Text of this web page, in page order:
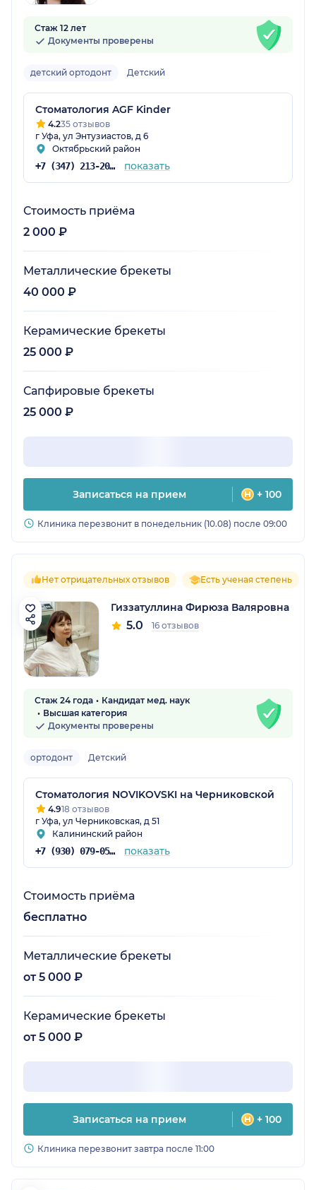
Стаж 12 лет
Документы проверены
детский ортодонт Детский
Стоматология AGF Kinder
4.235 отзывов
г Уфа, ул Энтузиастов, д 6
Октябрьский район
+7 (347) 213-20-61 показать
Стоимость приёма
2 000 ₽
Металлические брекеты
40 000 ₽
Керамические брекеты
25 000 ₽
Сапфировые брекеты
25 000 ₽
Записаться на прием + 100
Клиника перезвонит в понедельник (10.08) после 09:00
Нет отрицательных отзывов Есть ученая степень
Гиззатуллина Фирюза Валяровна
5.0 16 отзывов
Стаж 24 года
Кандидат мед. наук
Высшая категория
Документы проверены
ортодонт Детский
Стоматология NOVIKOVSKI на Черниковской
4.918 отзывов
г Уфа, ул Черниковская, д 51
Калининский район
+7 (930) 079-05-24 показать
Стоимость приёма
бесплатно
Металлические брекеты
от 5 000 ₽
Керамические брекеты
от 5 000 ₽
Записаться на прием + 100
Клиника перезвонит завтра после 11:00